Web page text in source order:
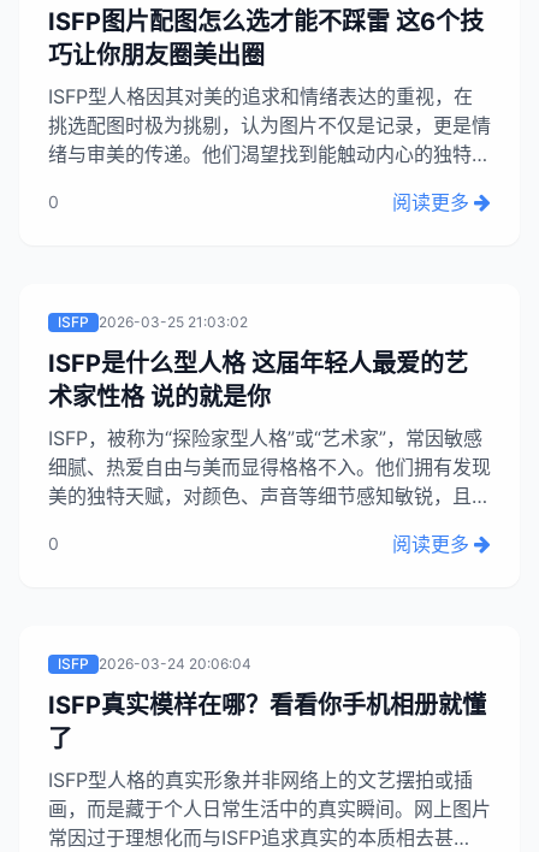
ISFP图片配图怎么选才能不踩雷 这6个技
巧让你朋友圈美出圈
ISFP型人格因其对美的追求和情绪表达的重视，在
挑选配图时极为挑剔，认为图片不仅是记录，更是情
绪与审美的传递。他们渴望找到能触动内心的独特图
ISFP的“情绪自画像”，并建议他们寻找不按常规出
0 阅读更多
ISFP 2026-03-25 21:03:02
ISFP是什么型人格 这届年轻人最爱的艺
术家性格 说的就是你
ISFP，被称为“探险家型人格”或“艺术家”，常因敏感
细腻、热爱自由与美而显得格格不入。他们拥有发现
美的独特天赋，对颜色、声音等细节感知敏锐，且共
这种内在的感知力和行动力是他们的宝贵财富，不应
0 阅读更多
ISFP 2026-03-24 20:06:04
ISFP真实模样在哪？看看你手机相册就懂
了
ISFP型人格的真实形象并非网络上的文艺摆拍或插
画，而是藏于个人日常生活中的真实瞬间。网上图片
常因过于理想化而与ISFP追求真实的本质相去甚